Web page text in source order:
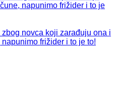
novca koji zarađuju ona i
frižider i to je to!